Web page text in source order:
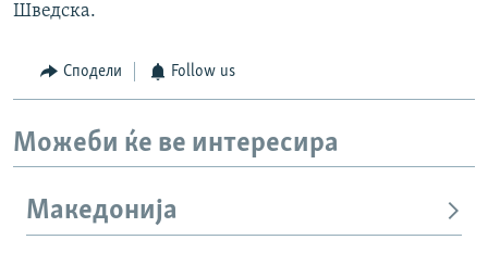
Шведска.
Сподели Follow us
Можеби ќе ве интересира
Македонија